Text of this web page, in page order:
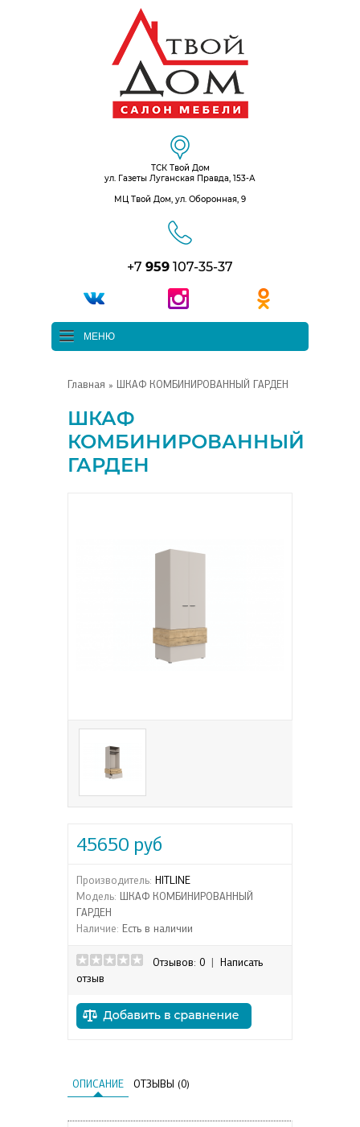
ТСК Твой Дом
ул. Газеты Луганская Правда, 153-А
МЦ Твой Дом, ул. Оборонная, 9
+7 959 107-35-37
МЕНЮ
Главная » ШКАФ КОМБИНИРОВАННЫЙ ГАРДЕН
ШКАФ
КОМБИНИРОВАННЫЙ
ГАРДЕН
45650 руб
Производитель: HITLINE
Модель: ШКАФ КОМБИНИРОВАННЫЙ
ГАРДЕН
Наличие: Есть в наличии
Отзывов: 0
Написать
отзыв
ОПИСАНИЕ ОТЗЫВЫ (0)